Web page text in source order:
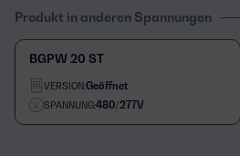
Produkt in anderen Spannungen
BGPW 20 ST
VERSION:Geöffnet
SPANNUNG:480/277V